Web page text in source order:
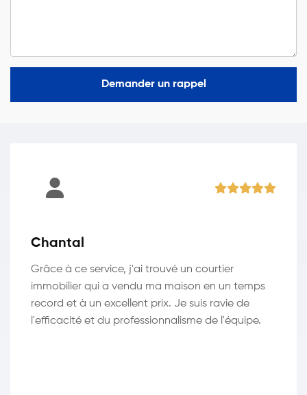
Demander un rappel
Chantal
Grâce à ce service, j'ai trouvé un courtier
immobilier qui a vendu ma maison en un temps
record et à un excellent prix. Je suis ravie de
l'efficacité et du professionnalisme de l'équipe.